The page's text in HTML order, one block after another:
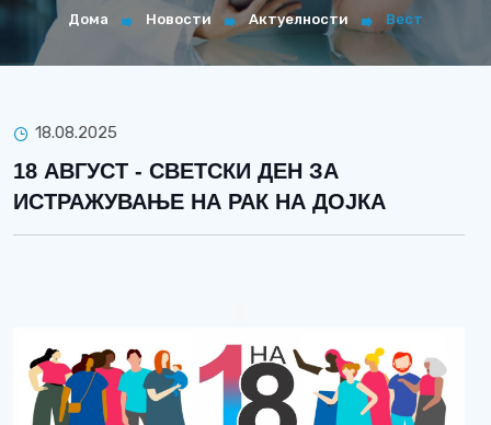
Дома Новости Актуелности Вест
18.08.2025
18 АВГУСТ - СВЕТСКИ ДЕН ЗА
ИСТРАЖУВАЊЕ НА РАК НА ДОЈКА